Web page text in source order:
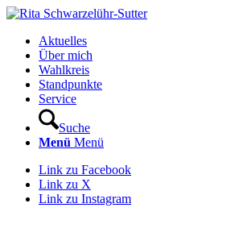
Aktuelles
Über mich
Wahlkreis
Standpunkte
Service
Suche
Menü Menü
Link zu Facebook
Link zu X
Link zu Instagram